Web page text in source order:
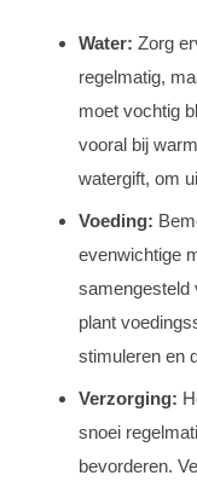
Water: Zorg
regelmatig,
moet vochtig
vooral bij
watergift, om
Voeding:
evenwichtige
samengesteld
plant
stimuleren en
Verzorging:
snoei
bevorderen.